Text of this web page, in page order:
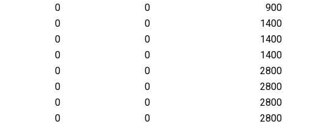
0 0
900
0 0
1400
0 0
1400
0 0
1400
0 0
2800
0 0
2800
0 0
2800
0 0
2800